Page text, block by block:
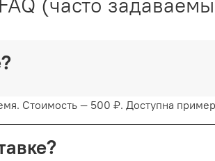
Стоимость — 500 ₽. Доступна